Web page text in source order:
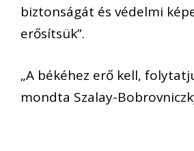
biztonságát és védelmi
erősítsük”.
„A békéhez erő kell,
mondta Szalay-